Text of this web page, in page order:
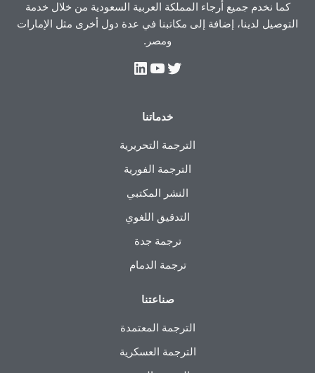
كما نخدم جميع أرجاء المملكة العربية السعودية من خلال خدمة
التوصيل لدينا، إضافة إلى مكاتبنا في عدة دول أخرى مثل الإمارات
ومصر.
خدماتنا
الترجمة التحريرية
الترجمة الفورية
النشر المكتبي
التدقيق اللغوي
ترجمة جدة
ترجمة الدمام
صناعتنا
الترجمة المعتمدة
الترجمة العسكرية